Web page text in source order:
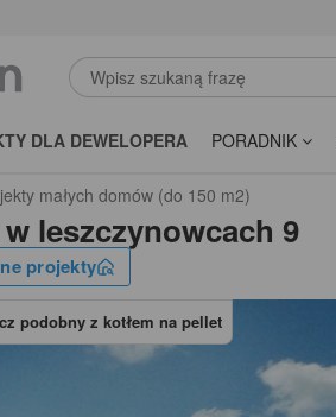
DLA DEWELOPERA PORADNIK
małych domów (do 150 m2)
leszczynowcach 9
projekty
podobny z kotłem na pellet